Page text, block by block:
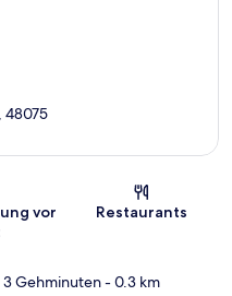
48075
vor
Restaurants
Gehminuten- 0.3 km